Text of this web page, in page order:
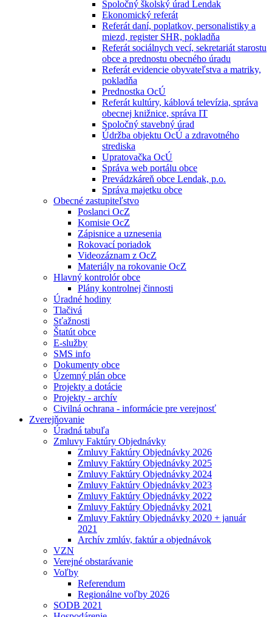
Spoločný školský úrad Lendak
Ekonomický referát
Referát daní, poplatkov, personalistiky a
miezd, register SHR, pokladňa
Referát sociálnych vecí, sekretariát starostu
obce a prednostu obecného úradu
Referát evidencie obyvateľstva a matriky,
pokladňa
Prednostka OcÚ
Referát kultúry, káblová televízia, správa
obecnej knižnice, správa IT
Spoločný stavebný úrad
Údržba objektu OcÚ a zdravotného
strediska
Upratovačka OcÚ
Správa web portálu obce
Prevádzkáreň obce Lendak, p.o.
Správa majetku obce
Obecné zastupiteľstvo
Poslanci OcZ
Komisie OcZ
Zápisnice a uznesenia
Rokovací poriadok
Videozáznam z OcZ
Materiály na rokovanie OcZ
Hlavný kontrolór obce
Plány kontrolnej činnosti
Úradné hodiny
Tlačivá
Sťažnosti
Štatút obce
E-služby
SMS info
Dokumenty obce
Územný plán obce
Projekty a dotácie
Projekty - archív
Civilná ochrana - informácie pre verejnosť
Zverejňovanie
Úradná tabuľa
Zmluvy Faktúry Objednávky
Zmluvy Faktúry Objednávky 2026
Zmluvy Faktúry Objednávky 2025
Zmluvy Faktúry Objednávky 2024
Zmluvy Faktúry Objednávky 2023
Zmluvy Faktúry Objednávky 2022
Zmluvy Faktúry Objednávky 2021
Zmluvy Faktúry Objednávky 2020 + január
2021
Archív zmlúv, faktúr a objednávok
VZN
Verejné obstarávanie
Voľby
Referendum
Regionálne voľby 2026
SODB 2021